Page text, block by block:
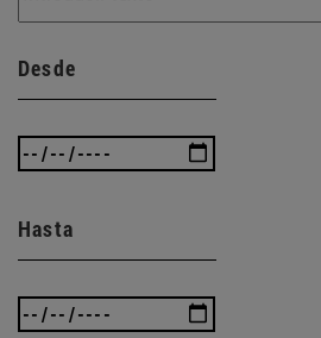
Desde
Hasta